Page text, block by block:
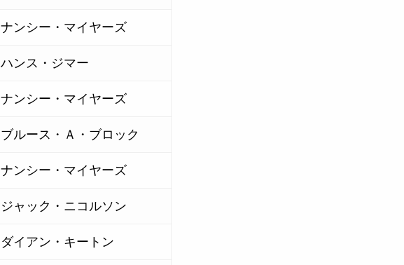
ナンシー・マイヤーズ
ハンス・ジマー
ナンシー・マイヤーズ
ブルース・Ａ・ブロック
ナンシー・マイヤーズ
ジャック・ニコルソン
ダイアン・キートン